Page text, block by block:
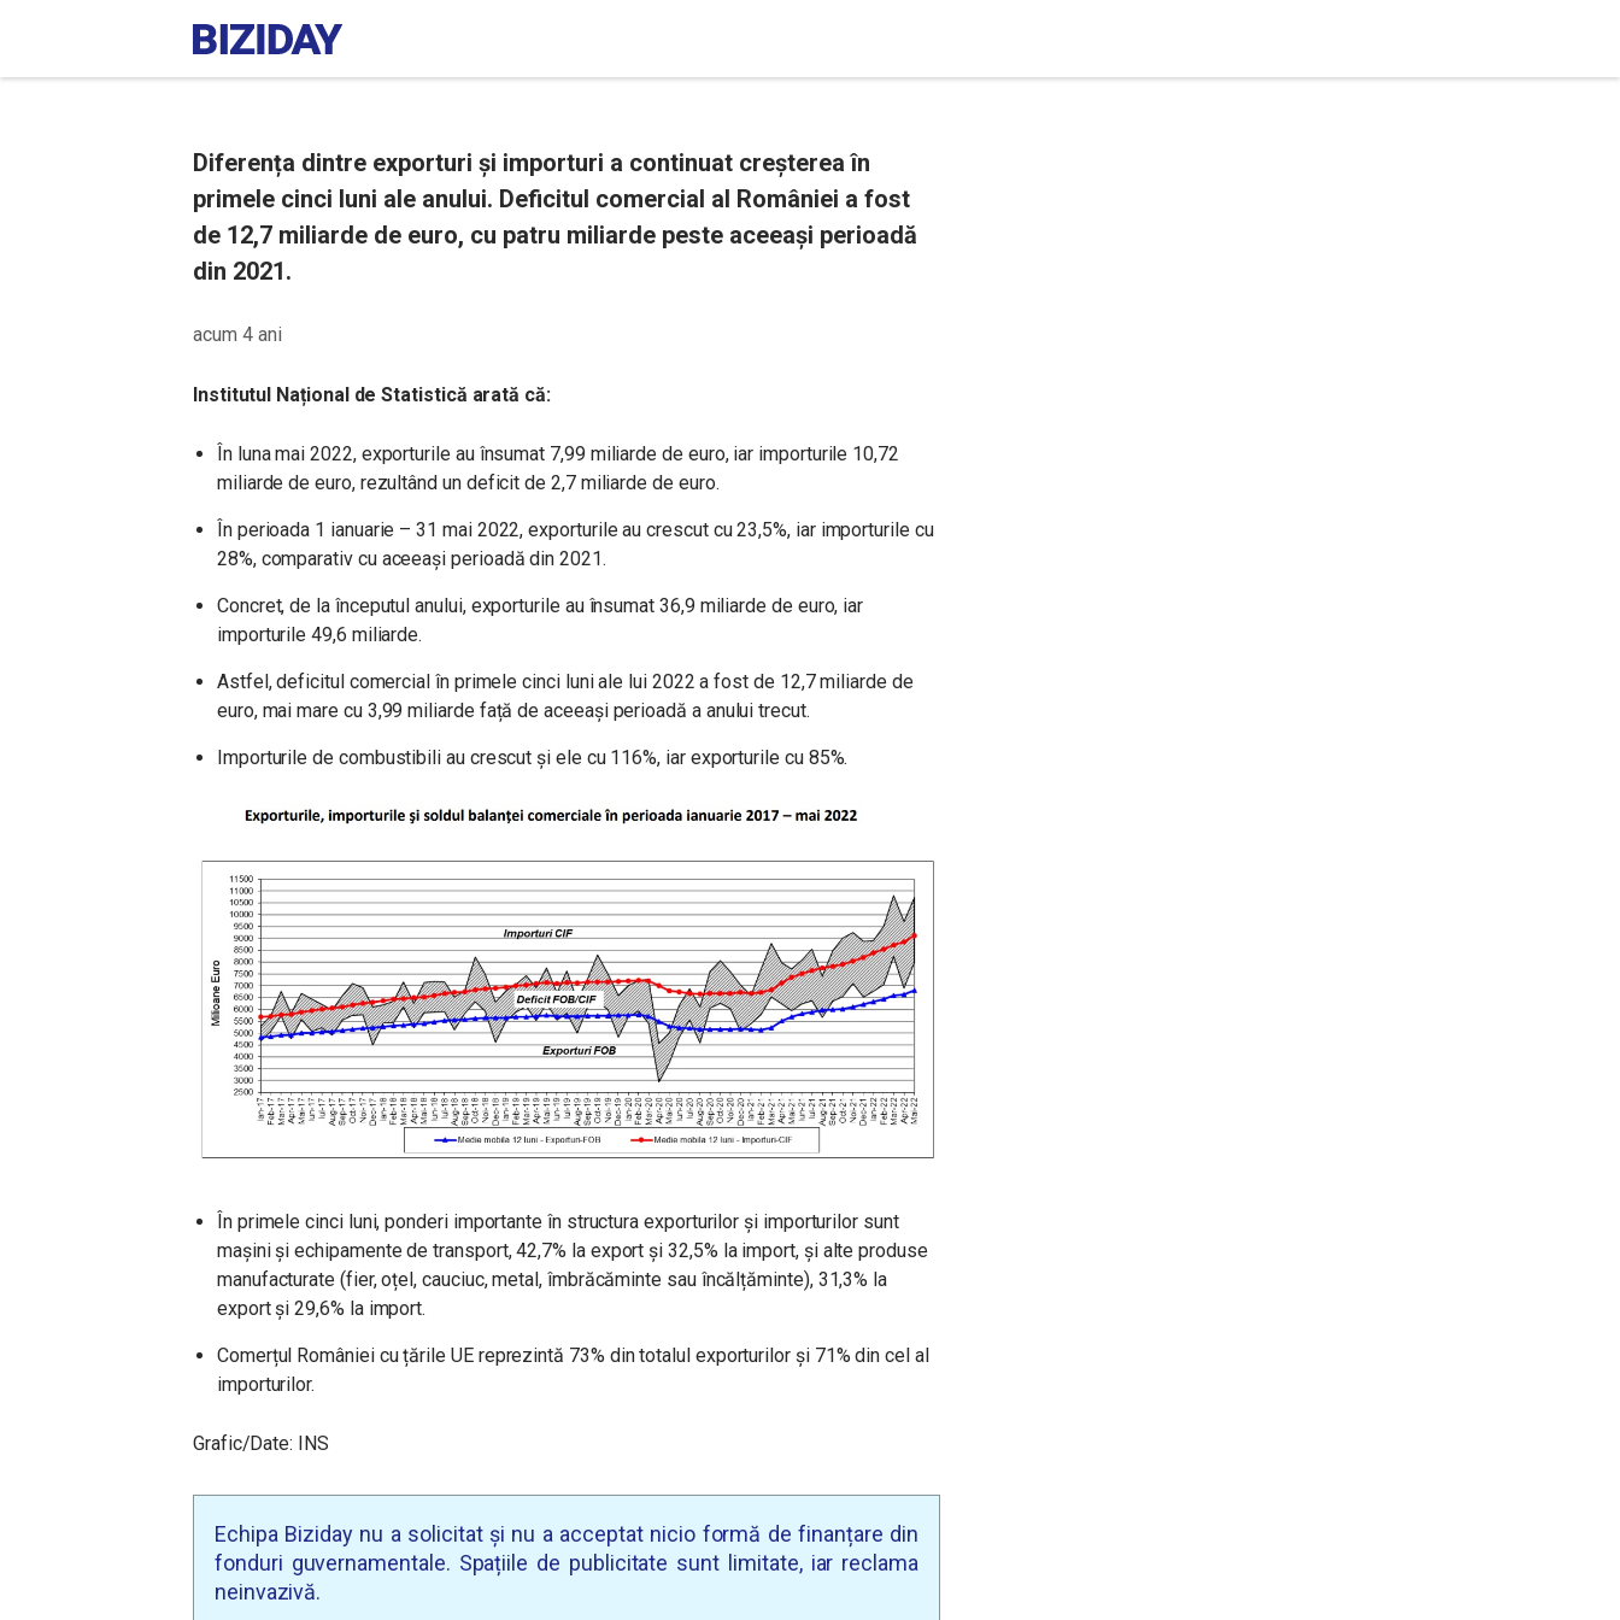
Diferența dintre exporturi și importuri a continuat creșterea în
primele cinci luni ale anului. Deficitul comercial al României a fost
de 12,7 miliarde de euro, cu patru miliarde peste aceeași perioadă
din 2021.
acum 4 ani
Institutul Național de Statistică arată că:
În luna mai 2022, exporturile au însumat 7,99 miliarde de euro, iar importurile 10,72
miliarde de euro, rezultând un deficit de 2,7 miliarde de euro.
În perioada 1 ianuarie – 31 mai 2022, exporturile au crescut cu 23,5%, iar importurile cu
28%, comparativ cu aceeași perioadă din 2021.
Concret, de la începutul anului, exporturile au însumat 36,9 miliarde de euro, iar
importurile 49,6 miliarde.
Astfel, deficitul comercial în primele cinci luni ale lui 2022 a fost de 12,7 miliarde de
euro, mai mare cu 3,99 miliarde față de aceeași perioadă a anului trecut.
Importurile de combustibili au crescut și ele cu 116%, iar exporturile cu 85%.
În primele cinci luni, ponderi importante în structura exporturilor şi importurilor sunt
maşini şi echipamente de transport, 42,7% la export şi 32,5% la import, şi alte produse
manufacturate (fier, oțel, cauciuc, metal, îmbrăcăminte sau încălțăminte), 31,3% la
export şi 29,6% la import.
Comerțul României cu țările UE reprezintă 73% din totalul exporturilor și 71% din cel al
importurilor.
Grafic/Date: INS
Echipa Biziday nu a solicitat și nu a acceptat nicio formă de finanțare din
fonduri guvernamentale. Spațiile de publicitate sunt limitate, iar reclama
neinvazivă.